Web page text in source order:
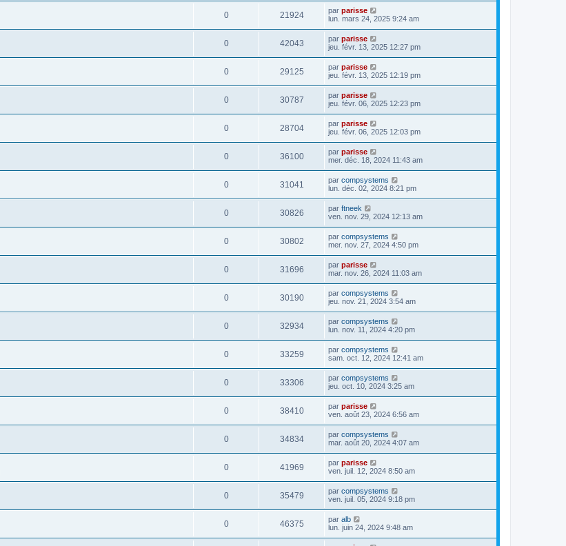
0 21924 par parisse
lun. mars 24, 2025 9:24 am
0 42043 par parisse
jeu. févr. 13, 2025 12:27 pm
0 29125 par parisse
jeu. févr. 13, 2025 12:19 pm
0 30787 par parisse
jeu. févr. 06, 2025 12:23 pm
0 28704 par parisse
jeu. févr. 06, 2025 12:03 pm
0 36100 par parisse
mer. déc. 18, 2024 11:43 am
0 31041 par compsystems
lun. déc. 02, 2024 8:21 pm
0 30826 par ftneek
ven. nov. 29, 2024 12:13 am
0 30802 par compsystems
mer. nov. 27, 2024 4:50 pm
0 31696 par parisse
mar. nov. 26, 2024 11:03 am
0 30190 par compsystems
jeu. nov. 21, 2024 3:54 am
0 32934 par compsystems
lun. nov. 11, 2024 4:20 pm
0 33259 par compsystems
sam. oct. 12, 2024 12:41 am
0 33306 par compsystems
jeu. oct. 10, 2024 3:25 am
0 38410 par parisse
ven. août 23, 2024 6:56 am
0 34834 par compsystems
mar. août 20, 2024 4:07 am
0 41969 par parisse
ven. juil. 12, 2024 8:50 am
0 35479 par compsystems
ven. juil. 05, 2024 9:18 pm
0 46375 par alb
lun. juin 24, 2024 9:48 am